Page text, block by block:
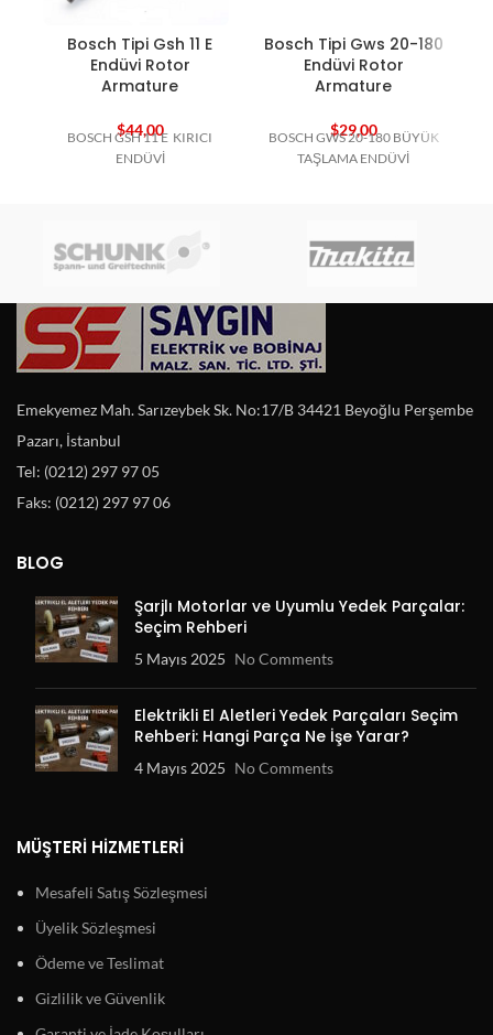
Bosch Tipi Gsh 11 E
Endüvi Rotor
Armature
$44,00
BOSCH GSH 11 E KIRICI
ENDÜVİ
Bosch Tipi Gws 20-180
Endüvi Rotor
Armature
$29,00
BOSCH GWS 20-180 BÜYÜK
TAŞLAMA ENDÜVİ
Emekyemez Mah. Sarızeybek Sk. No:17/B 34421 Beyoğlu Perşembe
Pazarı, İstanbul
Tel: (0212) 297 97 05
Faks: (0212) 297 97 06
BLOG
Şarjlı Motorlar ve Uyumlu Yedek Parçalar:
Seçim Rehberi
5 Mayıs 2025 No Comments
Elektrikli El Aletleri Yedek Parçaları Seçim
Rehberi: Hangi Parça Ne İşe Yarar?
4 Mayıs 2025 No Comments
MÜŞTERI HIZMETLERI
Mesafeli Satış Sözleşmesi
Üyelik Sözleşmesi
Ödeme ve Teslimat
Gizlilik ve Güvenlik